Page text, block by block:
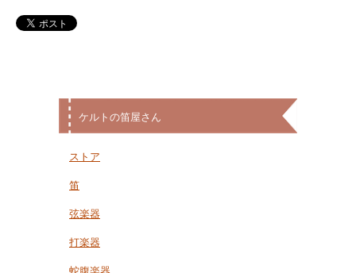
ケルトの笛屋さん
ストア
笛
弦楽器
打楽器